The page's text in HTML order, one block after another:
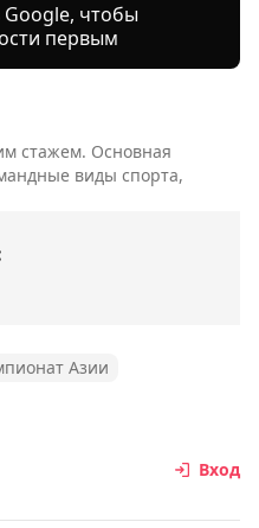
стажем. Основная
виды спорта,
Азии
чтобы
первым
Вход